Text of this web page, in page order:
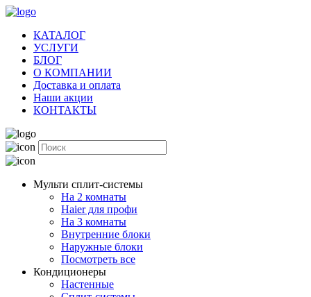
КАТАЛОГ
УСЛУГИ
БЛОГ
О КОМПАНИИ
Доставка и оплата
Наши акции
КОНТАКТЫ
Мульти сплит-системы
На 2 комнаты
Haier для профи
На 3 комнаты
Внутренние блоки
Наружные блоки
Посмотреть все
Кондиционеры
Настенные